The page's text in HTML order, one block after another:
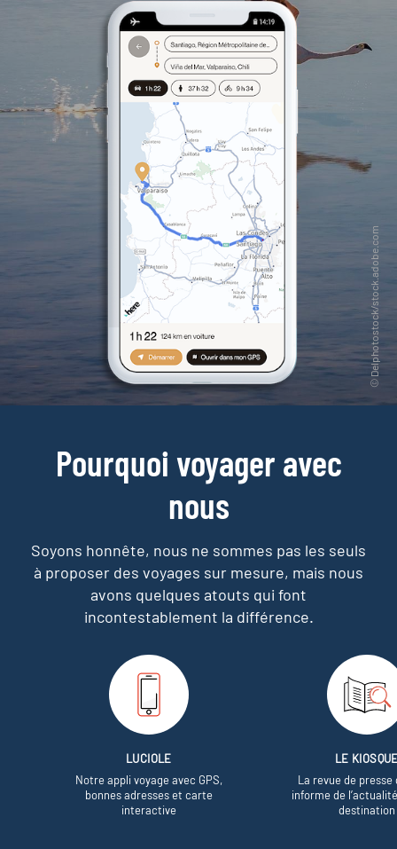
Pourquoi voyager avec
nous
Soyons honnête, nous ne sommes pas les seuls
à proposer des voyages sur mesure, mais nous
avons quelques atouts qui font
incontestablement la différence.
LUCIOLE
Notre appli voyage avec GPS,
bonnes adresses et carte
interactive
LE
La revue de presse
informe de
destination